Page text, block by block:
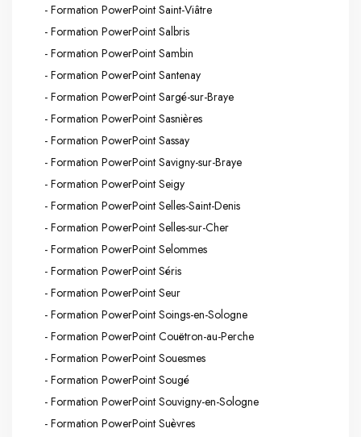
- Formation PowerPoint Saint-Viâtre
- Formation PowerPoint Salbris
- Formation PowerPoint Sambin
- Formation PowerPoint Santenay
- Formation PowerPoint Sargé-sur-Braye
- Formation PowerPoint Sasnières
- Formation PowerPoint Sassay
- Formation PowerPoint Savigny-sur-Braye
- Formation PowerPoint Seigy
- Formation PowerPoint Selles-Saint-Denis
- Formation PowerPoint Selles-sur-Cher
- Formation PowerPoint Selommes
- Formation PowerPoint Séris
- Formation PowerPoint Seur
- Formation PowerPoint Soings-en-Sologne
- Formation PowerPoint Couëtron-au-Perche
- Formation PowerPoint Souesmes
- Formation PowerPoint Sougé
- Formation PowerPoint Souvigny-en-Sologne
- Formation PowerPoint Suèvres